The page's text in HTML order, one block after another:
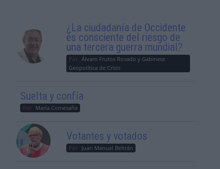
¿La ciudadanía de Occidente
es consciente del riesgo de
una tercera guerra mundial?
Por Álvaro Frutos Rosado y Gabinete
Geopolítica de Crisis
Suelta y confía
Por María Comesaña
Votantes y votados
Por Juan Manuel Beltrán